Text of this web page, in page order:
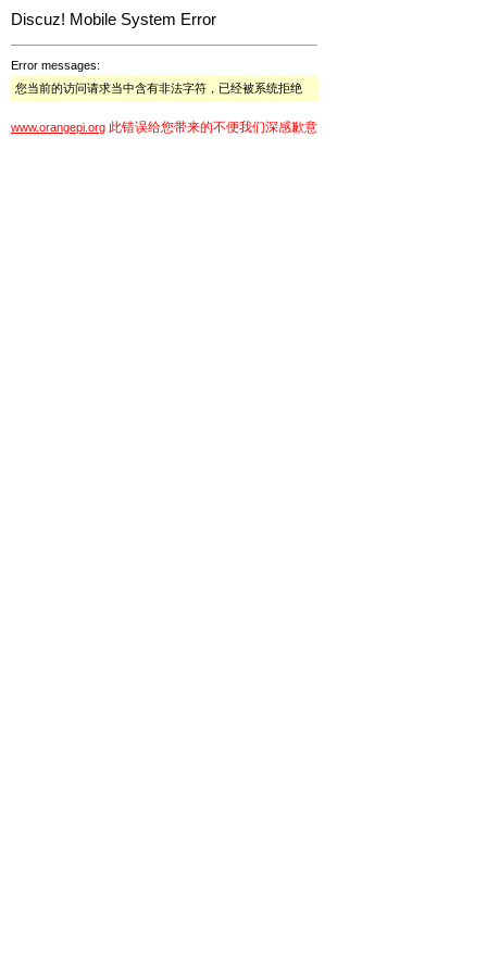
Discuz! Mobile System Error
Error messages:
您当前的访问请求当中含有非法字符，已经被系统拒绝
www.orangepi.org 此错误给您带来的不便我们深感歉意